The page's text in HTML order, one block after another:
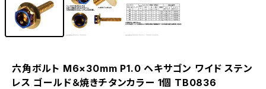
六角ボルト M6×30mm P1.0 ヘキサゴン ワイド ステン
レス ゴールド＆焼きチタンカラー 1個 TB0836